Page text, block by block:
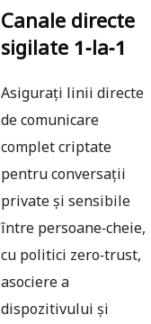
Canale directe
sigilate 1-la-1
Asigurați linii directe
de comunicare
complet criptate
pentru conversații
private și sensibile
între persoane-cheie,
cu politici zero-trust,
asociere a
dispozitivului și